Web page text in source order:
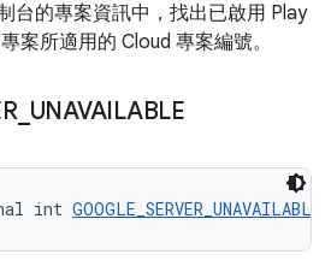
台的專案資訊中，找出已啟用 Play
案所適用的 Cloud 專案編號。
_ UNAVAILABLE
int GOOGLE_SERVER_UNAVAILABLE